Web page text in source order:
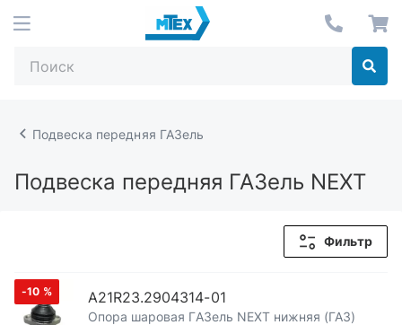
Подвеска передняя ГАЗель
Подвеска передняя ГАЗель NEXT
Фильтр
-10 % А21R23.2904314-01
Опора шаровая ГАЗель NEXT нижняя (ГАЗ)